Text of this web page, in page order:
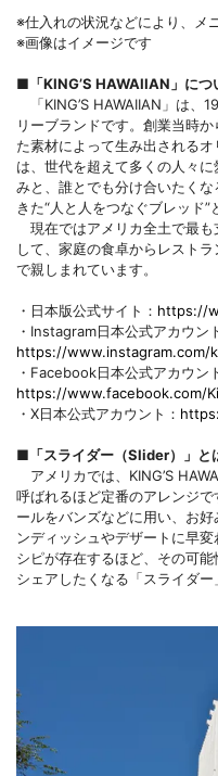
※仕入れの状況などにより、メ
※画像はイメージです
■「KING’S HAWAIIAN」につ
「KING’S HAWAIIAN」は、
リーブランドです。創業当時
た素材によって生み出される
は、世代を超えて多くの人々
みと、誰とでも分け合いたく
きた“人と人をつなぐブレッド”
現在ではアメリカ全土で最も
して、家庭の食卓からレスト
で親しまれています。
・日本版公式サイト： https://
・Instagram日本公式アカウン
https://www.instagram.com/
・Facebook日本公式アカウン
https://www.facebook.com/
・X日本公式アカウント：
■「スライダー（Slider）」と
アメリカでは、KING’S
呼ばれるほど定番のアレンジ
ールをバンズなどに用い、お
ンディッシュやデザートに早
シピが存在するほど、その可
シェアしたくなる「スライダー